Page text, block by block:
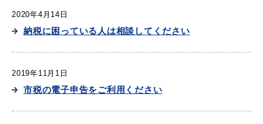
2020年4月14日
納税に困っている人は相談してください
2019年11月1日
市税の電子申告をご利用ください